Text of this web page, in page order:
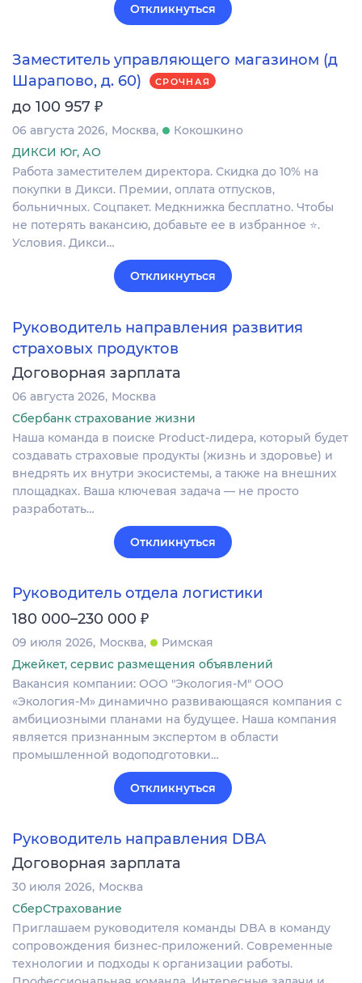
Откликнуться
Заместитель управляющего магазином (д
Шарапово, д. 60)
СРОЧНАЯ
до 100 957 ₽
06 августа 2026 Москва
Кокошкино
ДИКСИ Юг, АО
Работа заместителем директора. Скидка до 10% на
покупки в Дикси. Премии, оплата отпусков,
больничных. Соцпакет. Медкнижка бесплатно. Чтобы
не потерять вакансию, добавьте ее в избранное ⭐.
Условия. Дикси…
Откликнуться
Руководитель направления развития
страховых продуктов
Договорная зарплата
06 августа 2026 Москва
Сбербанк страхование жизни
Наша команда в поиске Product-лидера, который будет
создавать страховые продукты (жизнь и здоровье) и
внедрять их внутри экосистемы, а также на внешних
площадках. Ваша ключевая задача — не просто
разработать…
Откликнуться
Руководитель отдела логистики
180 000–230 000 ₽
09 июля 2026 Москва
Римская
Джейкет, сервис размещения объявлений
Вакансия компании: ООО "Экология-М" ООО
«Экология-М» динамично развивающаяся компания с
амбициозными планами на будущее. Наша компания
является признанным экспертом в области
промышленной водоподготовки…
Откликнуться
Руководитель направления DBA
Договорная зарплата
30 июля 2026 Москва
СберСтрахование
Приглашаем руководителя команды DBA в команду
сопровождения бизнес-приложений. Современные
технологии и подходы к организации работы.